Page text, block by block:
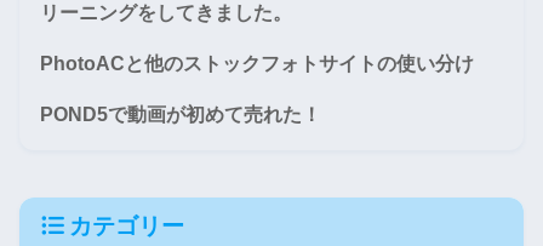
リーニングをしてきました。
PhotoACと他のストックフォトサイトの使い分け
POND5で動画が初めて売れた！
カテゴリー